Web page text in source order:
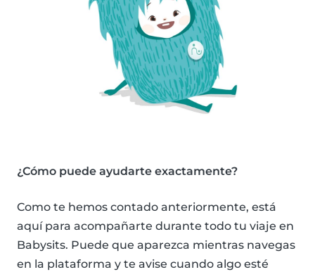
¿Cómo puede ayudarte exactamente?
Como te hemos contado anteriormente, está
aquí para acompañarte durante todo tu viaje en
Babysits. Puede que aparezca mientras navegas
en la plataforma y te avise cuando algo esté